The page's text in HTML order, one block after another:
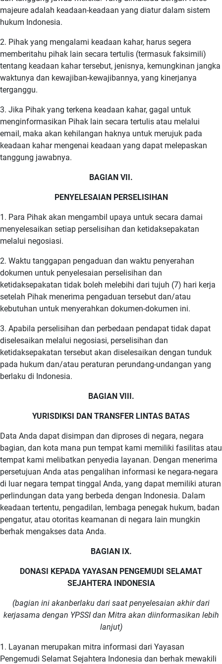
majeure adalah keadaan-keadaan yang diatur dalam sistem
hukum Indonesia.
2. Pihak yang mengalami keadaan kahar, harus segera
memberitahu pihak lain secara tertulis (termasuk faksimili)
tentang keadaan kahar tersebut, jenisnya, kemungkinan jangka
waktunya dan kewajiban-kewajibannya, yang kinerjanya
terganggu.
3. Jika Pihak yang terkena keadaan kahar, gagal untuk
menginformasikan Pihak lain secara tertulis atau melalui
email, maka akan kehilangan haknya untuk merujuk pada
keadaan kahar mengenai keadaan yang dapat melepaskan
tanggung jawabnya.
BAGIAN VII.
PENYELESAIAN PERSELISIHAN
1. Para Pihak akan mengambil upaya untuk secara damai
menyelesaikan setiap perselisihan dan ketidaksepakatan
melalui negosiasi.
2. Waktu tanggapan pengaduan dan waktu penyerahan
dokumen untuk penyelesaian perselisihan dan
ketidaksepakatan tidak boleh melebihi dari tujuh (7) hari kerja
setelah Pihak menerima pengaduan tersebut dan/atau
kebutuhan untuk menyerahkan dokumen-dokumen ini.
3. Apabila perselisihan dan perbedaan pendapat tidak dapat
diselesaikan melalui negosiasi, perselisihan dan
ketidaksepakatan tersebut akan diselesaikan dengan tunduk
pada hukum dan/atau peraturan perundang-undangan yang
berlaku di Indonesia.
BAGIAN VIII.
YURISDIKSI DAN TRANSFER LINTAS BATAS
Data Anda dapat disimpan dan diproses di negara, negara
bagian, dan kota mana pun tempat kami memiliki fasilitas atau
tempat kami melibatkan penyedia layanan. Dengan menerima
persetujuan Anda atas pengalihan informasi ke negara-negara
di luar negara tempat tinggal Anda, yang dapat memiliki aturan
perlindungan data yang berbeda dengan Indonesia. Dalam
keadaan tertentu, pengadilan, lembaga penegak hukum, badan
pengatur, atau otoritas keamanan di negara lain mungkin
berhak mengakses data Anda.
BAGIAN IX.
DONASI KEPADA YAYASAN PENGEMUDI SELAMAT
SEJAHTERA INDONESIA
(bagian ini akanberlaku dari saat penyelesaian akhir dari
kerjasama dengan YPSSI dan Mitra akan diinformasikan lebih
lanjut)
1. Layanan merupakan mitra informasi dari Yayasan
Pengemudi Selamat Sejahtera Indonesia dan berhak mewakili